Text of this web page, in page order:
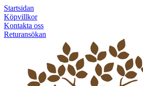
Startsidan
Köpvillkor
Kontakta oss
Returansökan